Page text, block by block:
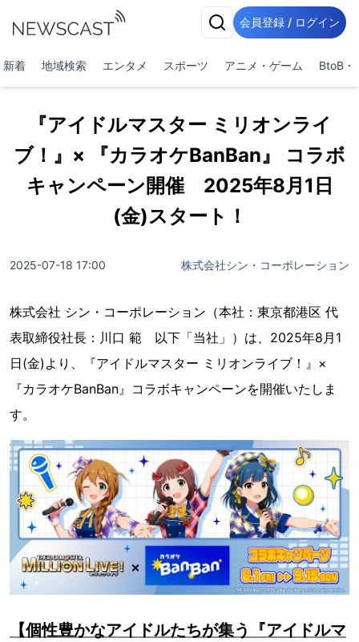
会員登録 / ログイン
新着 地域検索 エンタメ スポーツ アニメ・ゲーム BtoB・
『アイドルマスター ミリオンライ
ブ！』× 『カラオケBanBan』 コラボ
キャンペーン開催 2025年8月1日
(金)スタート！
2025-07-18 17:00 株式会社シン・コーポレーション
株式会社 シン・コーポレーション（本社：東京都港区 代
表取締役社長：川口 範 以下「当社」）は、2025年8月1
日(金)より、『アイドルマスター ミリオンライブ！』×
『カラオケBanBan』コラボキャンペーンを開催いたしま
す。
【個性豊かなアイドルたちが集う『アイドルマ